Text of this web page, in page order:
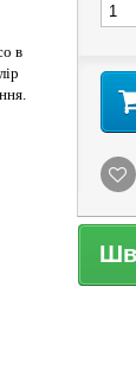
в